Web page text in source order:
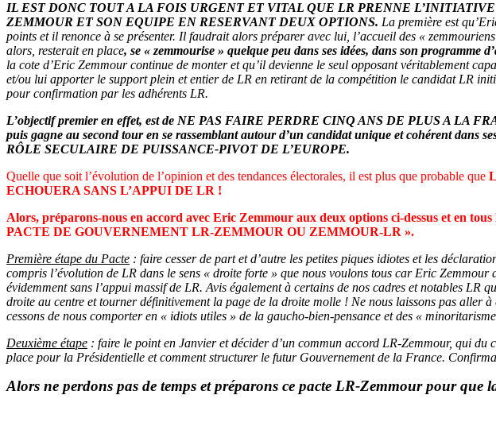
IL EST DONC TOUT A LA FOIS URGENT ET VITAL QUE LR PRENNE
ZEMMOUR ET SON EQUIPE EN RESERVANT DEUX OPTIONS. La première est
points et il renonce à se présenter. Il faudrait alors préparer avec lui, l’accueil des «
alors, resterait en place, se « zemmourise » quelque peu dans ses idées, dans son
la cote d’Eric Zemmour continue de monter et qu’il devienne le seul opposant véritablement
et/ou lui apporter le support plein et entier de LR en retirant de la compétition le candidat LR
pour confirmation par les adhérents LR.
L’objectif premier en effet, est de NE PAS FAIRE PERDRE CINQ ANS DE PLUS A LA
puis gagne au second tour en se rassemblant autour d’un candidat unique et cohérent
RÔLE SECULAIRE DE PUISSANCE-PIVOT DE L’EUROPE.
Quelle que soit l’évolution de l’opinion et des tendances électorales, il est plus que probable que
ECHOUERA SANS L’APPUI DE LR !
Alors, préparons-nous en accord avec Eric Zemmour aux deux options ci-dessus et en
PACTE DE GOUVERNEMENT LR-ZEMMOUR OU ZEMMOUR-LR ».
Première étape du Pacte : faire cesser de part et d’autre les petites piques idiotes et les
compris l’évolution de LR dans le sens « droite forte » que nous voulons tous car Eric
évidemment sans l’appui massif de LR. Avis également à certains de nos cadres et notables
droite au centre et tourner définitivement la page de la droite molle ! Ne nous laissons pas aller
cessons de nous comporter en « idiots utiles » de la gaucho-bien-pensance et des «
Deuxième étape : faire le point en Janvier et décider d’un commun accord LR-Zemmour, qui
place pour la Présidentielle et comment structurer le futur Gouvernement de la France.
Alors ne perdons pas de temps et préparons ce pacte LR-Zemmour pour que